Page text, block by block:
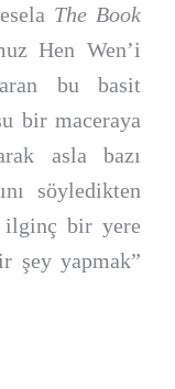
The Book
Hen Wen’i
bu basit
bir maceraya
asla bazı
söyledikten
bir yere
şey yapmak”